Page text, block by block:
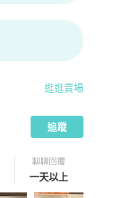
逛逛賣場
追蹤
聊聊回覆
一天以上